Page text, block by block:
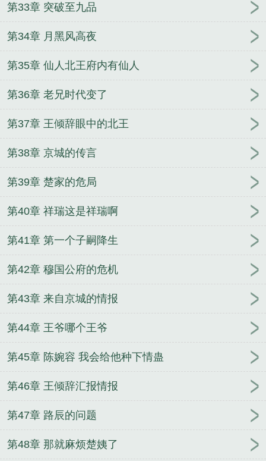
第33章 突破至九品
第34章 月黑风高夜
第35章 仙人北王府内有仙人
第36章 老兄时代变了
第37章 王倾辞眼中的北王
第38章 京城的传言
第39章 楚家的危局
第40章 祥瑞这是祥瑞啊
第41章 第一个子嗣降生
第42章 穆国公府的危机
第43章 来自京城的情报
第44章 王爷哪个王爷
第45章 陈婉容 我会给他种下情蛊
第46章 王倾辞汇报情报
第47章 路辰的问题
第48章 那就麻烦楚姨了